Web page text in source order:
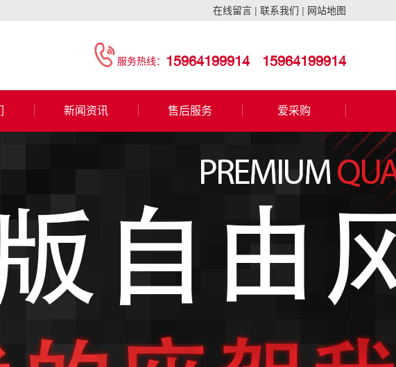
在线留言 | 联系我们 | 网站地图
服务热线： 15964199914 15964199914
新闻资讯 售后服务 爱采购